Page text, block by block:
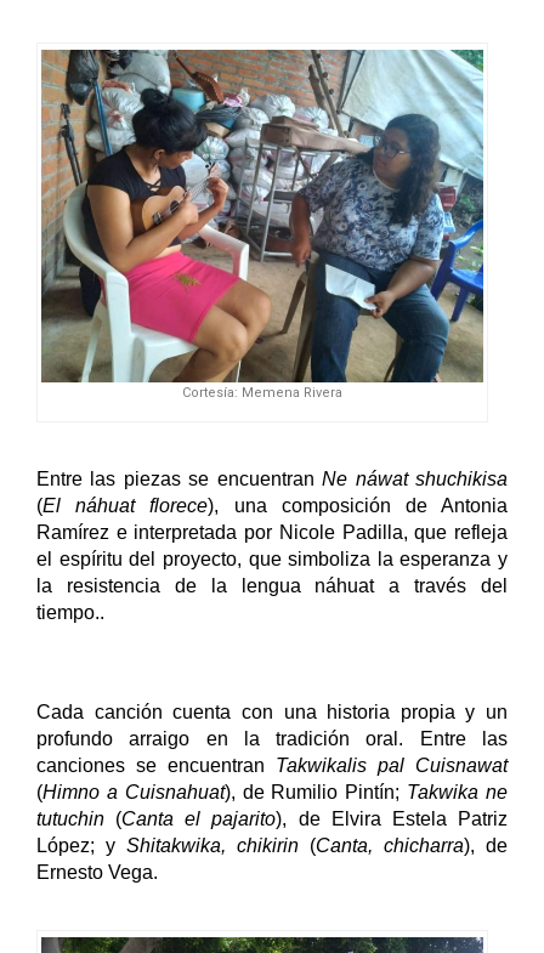
Cortesía: Memena Rivera
Entre las piezas se encuentran Ne náwat shuchikisa
(El náhuat florece), una composición de Antonia
Ramírez e interpretada por Nicole Padilla, que refleja
el espíritu del proyecto, que simboliza la esperanza y
la resistencia de la lengua náhuat a través del
tiempo..
Cada canción cuenta con una historia propia y un
profundo arraigo en la tradición oral. Entre las
canciones se encuentran Takwikalis pal Cuisnawat
(Himno a Cuisnahuat), de Rumilio Pintín; Takwika ne
tutuchin (Canta el pajarito), de Elvira Estela Patriz
López; y Shitakwika, chikirin (Canta, chicharra), de
Ernesto Vega.